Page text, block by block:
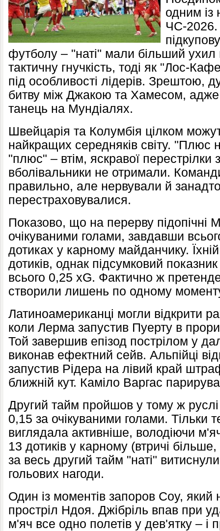
одним із
ЧС-2026.
футболу – "наті" мали більший ухил
тактичну гнучкість, тоді як "Лос-
під особливості лідерів. Зрештою,
битву між Джакою та Хамесом, адже
танець на Мундіалях.
Швейцарія та Колумбія цілком
найкращих середняків світу. "Плюс
"плюс" – втім, яскравої перестрілки
вболівальники не отримали.
правильно, але нервували й
перестраховувалися.
Показово, що на перерву підопічні
очікуваними голами, завдавши
дотиках у карному майданчику.
дотиків, однак підсумковий
всього 0,25 xG. Фактично ж
створили лишень по одному
Латиноамериканці могли відкрити
коли Лерма запустив Пуерту в
Той завершив епізод пострілом у
виконав ефектний сейв. Альпійці
запустив Рідера на лівий край
ближній кут. Каміло Варгас
Другий тайм пройшов у тому ж
0,15 за очікуваними голами. Тільки
виглядала активніше, володіючи
13 дотиків у карному (втричі
за весь другий тайм "наті" витиснули
гольових нагоди.
Один із моментів запоров Соу, який
простріл Ндоя. Джібріль впав при
м'яч все одно полетів у дев'ятку – і